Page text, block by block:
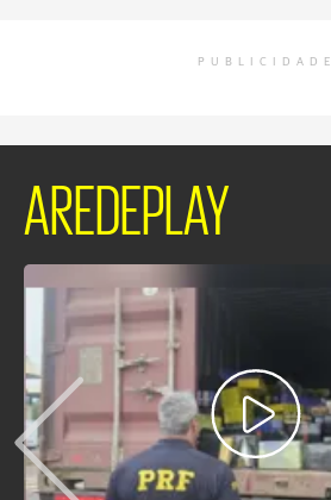
PUBLICIDADE
AREDEPLAY